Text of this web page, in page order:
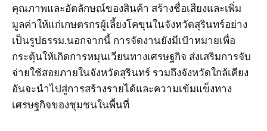
คุณภาพและอัตลักษณ์ของสินค้า สร้างชื่อเสียงและเพิ่ม
มูลค่าให้แก่เกษตรกรผู้เลี้ยงโคขุนในจังหวัดสุรินทร์อย่าง
เป็นรูปธรรม.นอกจากนี้ การจัดงานยังมีเป้าหมายเพื่อ
กระตุ้นให้เกิดการหมุนเวียนทางเศรษฐกิจ ส่งเสริมการจับ
จ่ายใช้สอยภายในจังหวัดสุรินทร์ รวมถึงจังหวัดใกล้เคียง
อันจะนำไปสู่การสร้างรายได้และความเข้มแข็งทาง
เศรษฐกิจของชุมชนในพื้นที่